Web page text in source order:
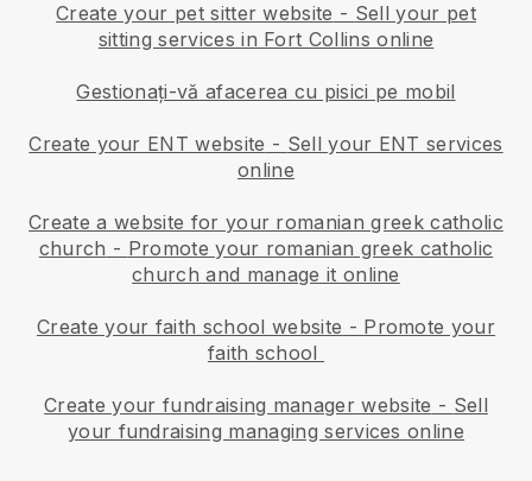
Create your pet sitter website - Sell your pet
sitting services in Fort Collins online
Gestionați-vă afacerea cu pisici pe mobil
Create your ENT website - Sell your ENT services
online
Create a website for your romanian greek catholic
church - Promote your romanian greek catholic
church and manage it online
Create your faith school website - Promote your
faith school
Create your fundraising manager website - Sell
your fundraising managing services online